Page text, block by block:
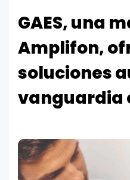
GAES, una
Amplifon,
soluciones
vanguardia